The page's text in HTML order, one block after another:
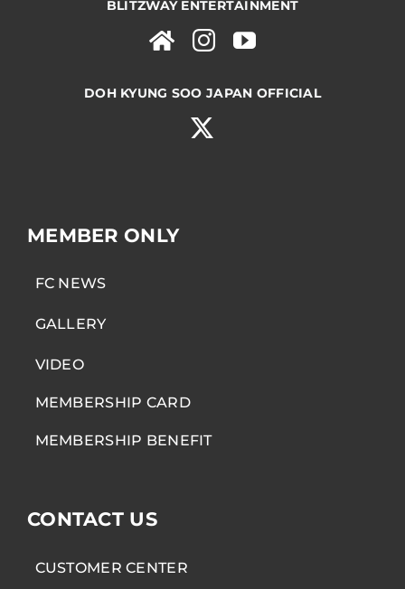
BLITZWAY ENTERTAINMENT
DOH KYUNG SOO JAPAN OFFICIAL
MEMBER ONLY
FC NEWS
GALLERY
VIDEO
MEMBERSHIP CARD
MEMBERSHIP BENEFIT
CONTACT US
CUSTOMER CENTER